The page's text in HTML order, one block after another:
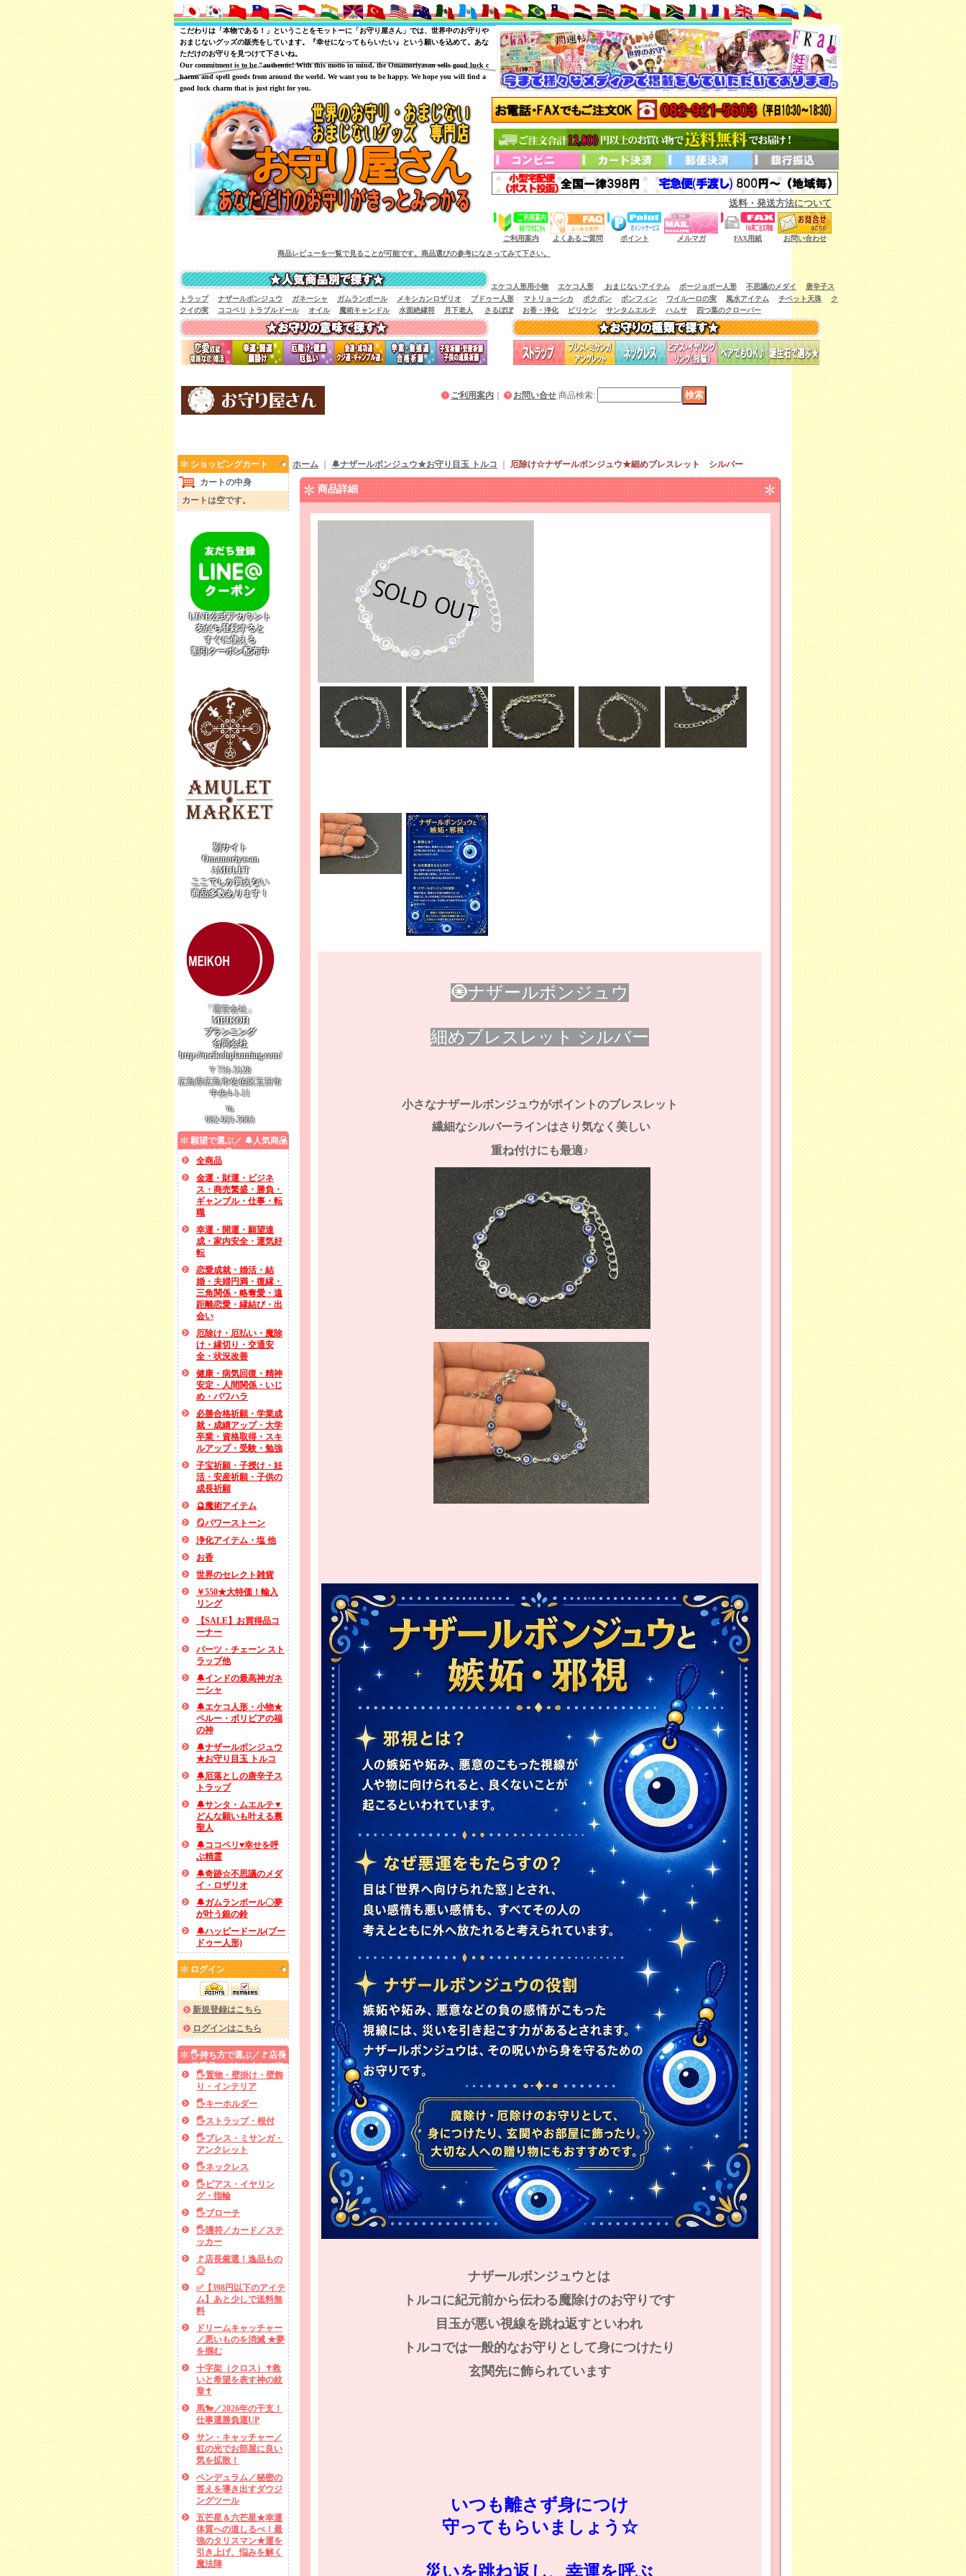
こだわりは「本物である！」ということをモットーに「お守り屋さん」では、世界中のお守りや
おまじないグッズの販売をしています。『幸せになってもらいたい』という願いを込めて。あな
ただけのお守りを見つけて下さいね。
Our commitment is to be "authentic! With this motto in mind, the Omamoriyasan sells good luck c
harms and spell goods from around the world. We want you to be happy. We hope you will find a
good luck charm that is just right for you.
送料・発送方法について
ご利用案内 よくあるご質問 ポイント メルマガ FAX用紙
お問い合わせ
商品レビューを一覧で見ることが可能です。商品選びの参考になさってみて下さい。
エケコ人形用小物 エケコ人形 おまじないアイテム ボージョボー人形 不思議のメダイ
唐辛子ス
トラップ
ナザールボンジュウ ガネーシャ ガムランボール メキシカンロザリオ ブドゥー人形 マトリョーシカ ポクポン ボンフィン ワイルーロの実 風水アイテム チベット天珠
ク
クイの実
ココペリ トラブルドール オイル 魔術キャンドル 水面絶縁符 月下老人 さるぼぼ お香・浄化 ビリケン サンタムエルテ ハムサ 四つ葉のクローバー
ご利用案内 お問い合せ 商品検索:
ショッピングカート
カートの中身
カートは空です。
LINE公式アカウント
友だち登録すると
すぐに使える
割引クーポン配布中
別サイト
Omamoriyasan
AMULET
ここでしか買えない
商品多数あります！
「運営会社」
MEIKOH
プランニング
合同会社
http://meikohplanning.com/
〒731-5128
広島県広島市佐伯区五日市
中央4-1-11
℡
082-921-5603
願望で選ぶ／ 🔔人気商品
／ SALE品
全商品
金運・財運・ビジネ
ス・商売繁盛・勝負・
ギャンブル・仕事・転
職
幸運・開運・願望達
成・家内安全・運気好
転
恋愛成就・婚活・結
婚・夫婦円満・復縁・
三角関係・略奪愛・遠
距離恋愛・縁結び・出
会い
厄除け・厄払い・魔除
け・縁切り・交通安
全・状況改善
健康・病気回復・精神
安定・人間関係・いじ
め・パワハラ
必勝合格祈願・学業成
就・成績アップ・大学
卒業・資格取得・スキ
ルアップ・受験・勉強
子宝祈願・子授け・妊
活・安産祈願・子供の
成長祈願
🔮魔術アイテム
🪞パワーストーン
浄化アイテム・塩 他
お香
世界のセレクト雑貨
￥550★大特価！輸入
リング
【SALE】お買得品コ
ーナー
パーツ・チェーン スト
ラップ他
🔔インドの最高神ガネ
ーシャ
🔔エケコ人形・小物★
ペルー・ボリビアの福
の神
🔔ナザールボンジュウ
★お守り目玉 トルコ
🔔厄落としの唐辛子ス
トラップ
🔔サンタ・ムエルテ▼
どんな願いも叶える裏
聖人
🔔ココペリ♥幸せを呼
ぶ精霊
🔔奇跡☆不思議のメダ
イ・ロザリオ
🔔ガムランボール〇夢
が叶う銀の鈴
🔔ハッピードール(ブー
ドゥー人形)
ログイン
新規登録はこちら
ログインはこちら
🖐️持ち方で選ぶ／🚩店長
厳選品／✅あと少しで送
料無料
🖐️置物・壁掛け・壁飾
り・インテリア
🖐️キーホルダー
🖐️ストラップ・根付
🖐️ブレス・ミサンガ・
アンクレット
🖐️ネックレス
🖐️ピアス・イヤリン
グ・指輪
🖐️ブローチ
🖐️護符／カード／ステ
ッカー
🚩店長厳選！逸品もの
◎
✅【398円以下のアイテ
ム】あと少しで送料無
料
ドリームキャッチャー
／悪いものを消滅 ★夢
を掴む
十字架（クロス）✝救
いと希望を表す神の紋
章✝
馬🐎／2026年の干支！
仕事運勝負運UP
サン・キャッチャー／
虹の光でお部屋に良い
気を拡散！
ペンデュラム／秘密の
答えを導き出すダウジ
ングツール
五芒星＆六芒星★幸運
体質への道しるべ！最
強のタリスマン★運を
引き上げ、悩みを解く
魔法陣
ホーム 🔔ナザールボンジュウ★お守り目玉 トルコ 厄除け☆ナザールボンジュウ★細めブレスレット シルバー
商品詳細
🧿ナザールボンジュウ
細めブレスレット シルバー
小さなナザールボンジュウがポイントのブレスレット
繊細なシルバーラインはさり気なく美しい
重ね付けにも最適♪
ナザールボンジュウとは
トルコに紀元前から伝わる魔除けのお守りです
目玉が悪い視線を跳ね返すといわれ
トルコでは一般的なお守りとして身につけたり
玄関先に飾られています
いつも離さず身につけ
守ってもらいましょう☆
災いを跳ね返し、幸運を呼ぶ